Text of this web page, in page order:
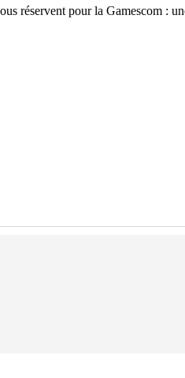
réservent pour la Gamescom